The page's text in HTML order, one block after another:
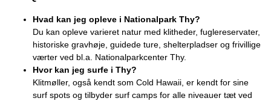
Hvad kan jeg opleve i Nationalpark Thy?
Du kan opleve varieret natur med klitheder, fuglereservater,
historiske gravhøje, guidede ture, shelterpladser og frivillige
værter ved bl.a. Nationalparkcenter Thy.
Hvor kan jeg surfe i Thy?
Klitmøller, også kendt som Cold Hawaii, er kendt for sine
surf spots og tilbyder surf camps for alle niveauer tæt ved